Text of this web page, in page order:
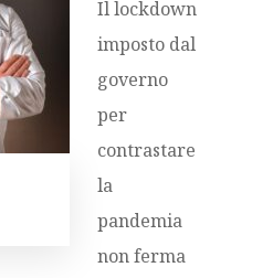
Il lockdown
imposto dal
governo
per
contrastare
la
pandemia
non ferma